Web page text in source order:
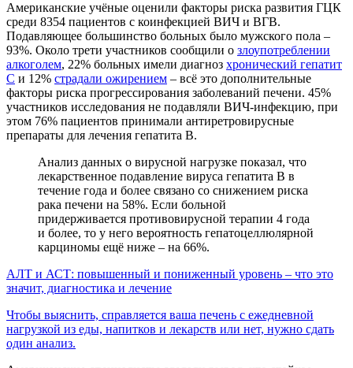
Американские учёные оценили факторы риска развития ГЦК
среди 8354 пациентов с коинфекцией ВИЧ и ВГB.
Подавляющее большинство больных было мужского пола –
93%. Около трети участников сообщили о злоупотреблении
алкоголем, 22% больных имели диагноз хронический гепатит
С и 12% страдали ожирением – всё это дополнительные
факторы риска прогрессирования заболеваний печени. 45%
участников исследования не подавляли ВИЧ-инфекцию, при
этом 76% пациентов принимали антиретровирусные
препараты для лечения гепатита B.
Анализ данных о вирусной нагрузке показал, что
лекарственное подавление вируса гепатита B в
течение года и более связано со снижением риска
рака печени на 58%. Если больной
придерживается противовирусной терапии 4 года
и более, то у него вероятность гепатоцеллюлярной
карциномы ещё ниже – на 66%.
АЛТ и АСТ: повышенный и пониженный уровень – что это
значит, диагностика и лечение
Чтобы выяснить, справляется ваша печень с ежедневной
нагрузкой из еды, напитков и лекарств или нет, нужно сдать
один анализ.